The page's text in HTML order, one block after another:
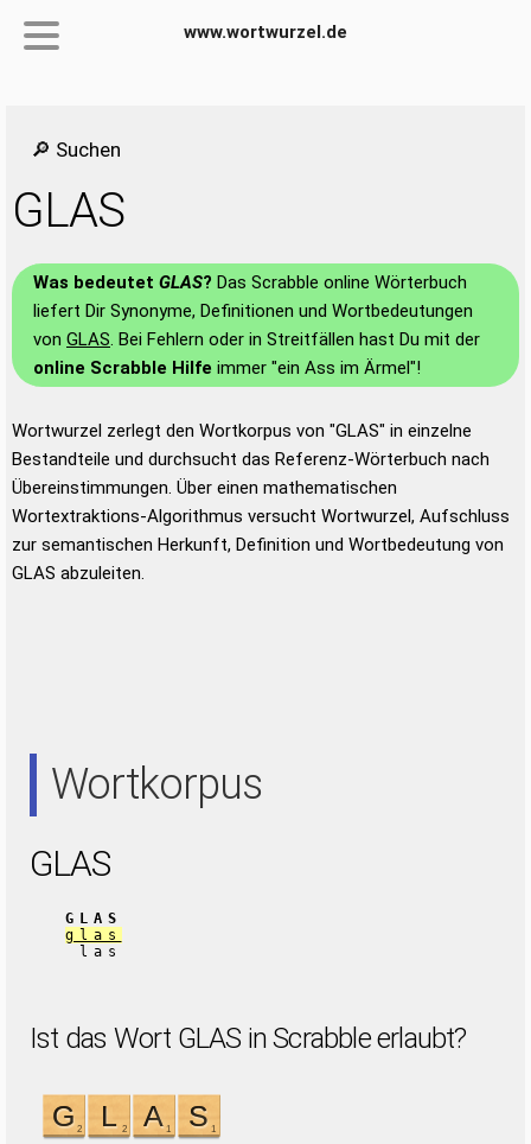
www.wortwurzel.de
🔎 Suchen
GLAS
Was bedeutet GLAS? Das Scrabble online Wörterbuch
liefert Dir Synonyme, Definitionen und Wortbedeutungen
von GLAS. Bei Fehlern oder in Streitfällen hast Du mit der
online Scrabble Hilfe immer "ein Ass im Ärmel"!
Wortwurzel zerlegt den Wortkorpus von "GLAS" in einzelne
Bestandteile und durchsucht das Referenz-Wörterbuch nach
Übereinstimmungen. Über einen mathematischen
Wortextraktions-Algorithmus versucht Wortwurzel, Aufschluss
zur semantischen Herkunft, Definition und Wortbedeutung von
GLAS abzuleiten.
Wortkorpus
GLAS
GLAS
glas
las
Ist das Wort GLAS in Scrabble erlaubt?